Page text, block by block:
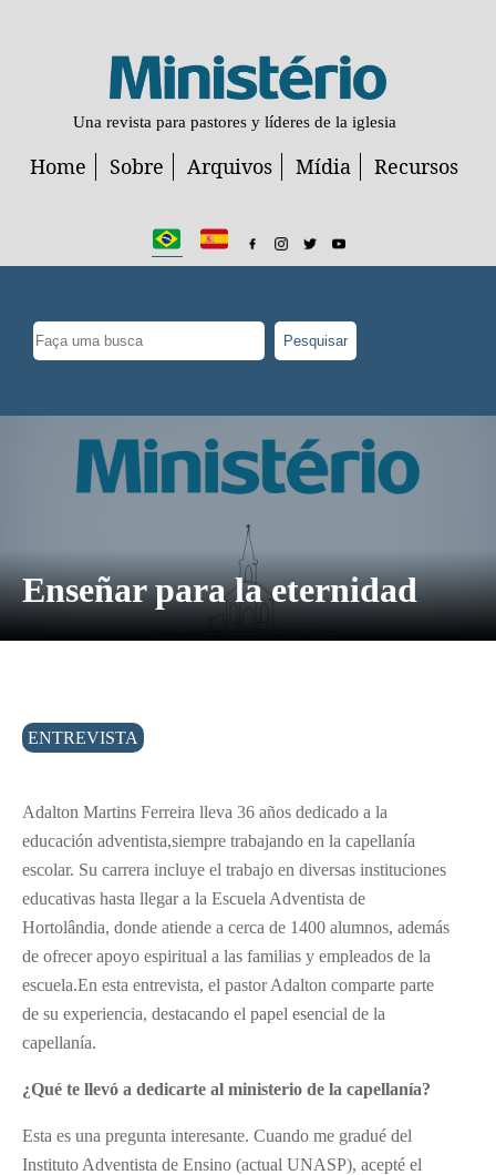
Una revista para pastores y líderes de la iglesia
Home Sobre Arquivos Mídia Recursos
Pesquisar
Enseñar para la eternidad
ENTREVISTA
Adalton Martins Ferreira lleva 36 años dedicado a la
educación adventista,siempre trabajando en la capellanía
escolar. Su carrera incluye el trabajo en diversas instituciones
educativas hasta llegar a la Escuela Adventista de
Hortolândia, donde atiende a cerca de 1400 alumnos, además
de ofrecer apoyo espiritual a las familias y empleados de la
escuela.En esta entrevista, el pastor Adalton comparte parte
de su experiencia, destacando el papel esencial de la
capellanía.
¿Qué te llevó a dedicarte al ministerio de la capellanía?
Esta es una pregunta interesante. Cuando me gradué del
Instituto Adventista de Ensino (actual UNASP), acepté el